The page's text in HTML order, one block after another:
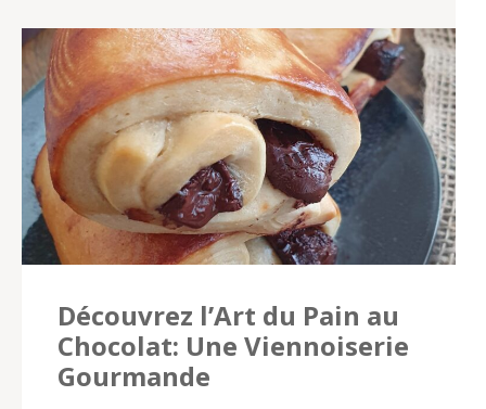
Découvrez l’Art du Pain au
Chocolat: Une Viennoiserie
Gourmande